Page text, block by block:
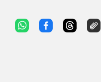
約200米海面尋獲涉事